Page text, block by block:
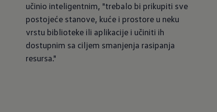
učinio inteligentnim, "trebalo bi prikupiti sve
postojeće stanove, kuće i prostore u neku
vrstu biblioteke ili aplikacije i učiniti ih
dostupnim sa ciljem smanjenja rasipanja
resursa."